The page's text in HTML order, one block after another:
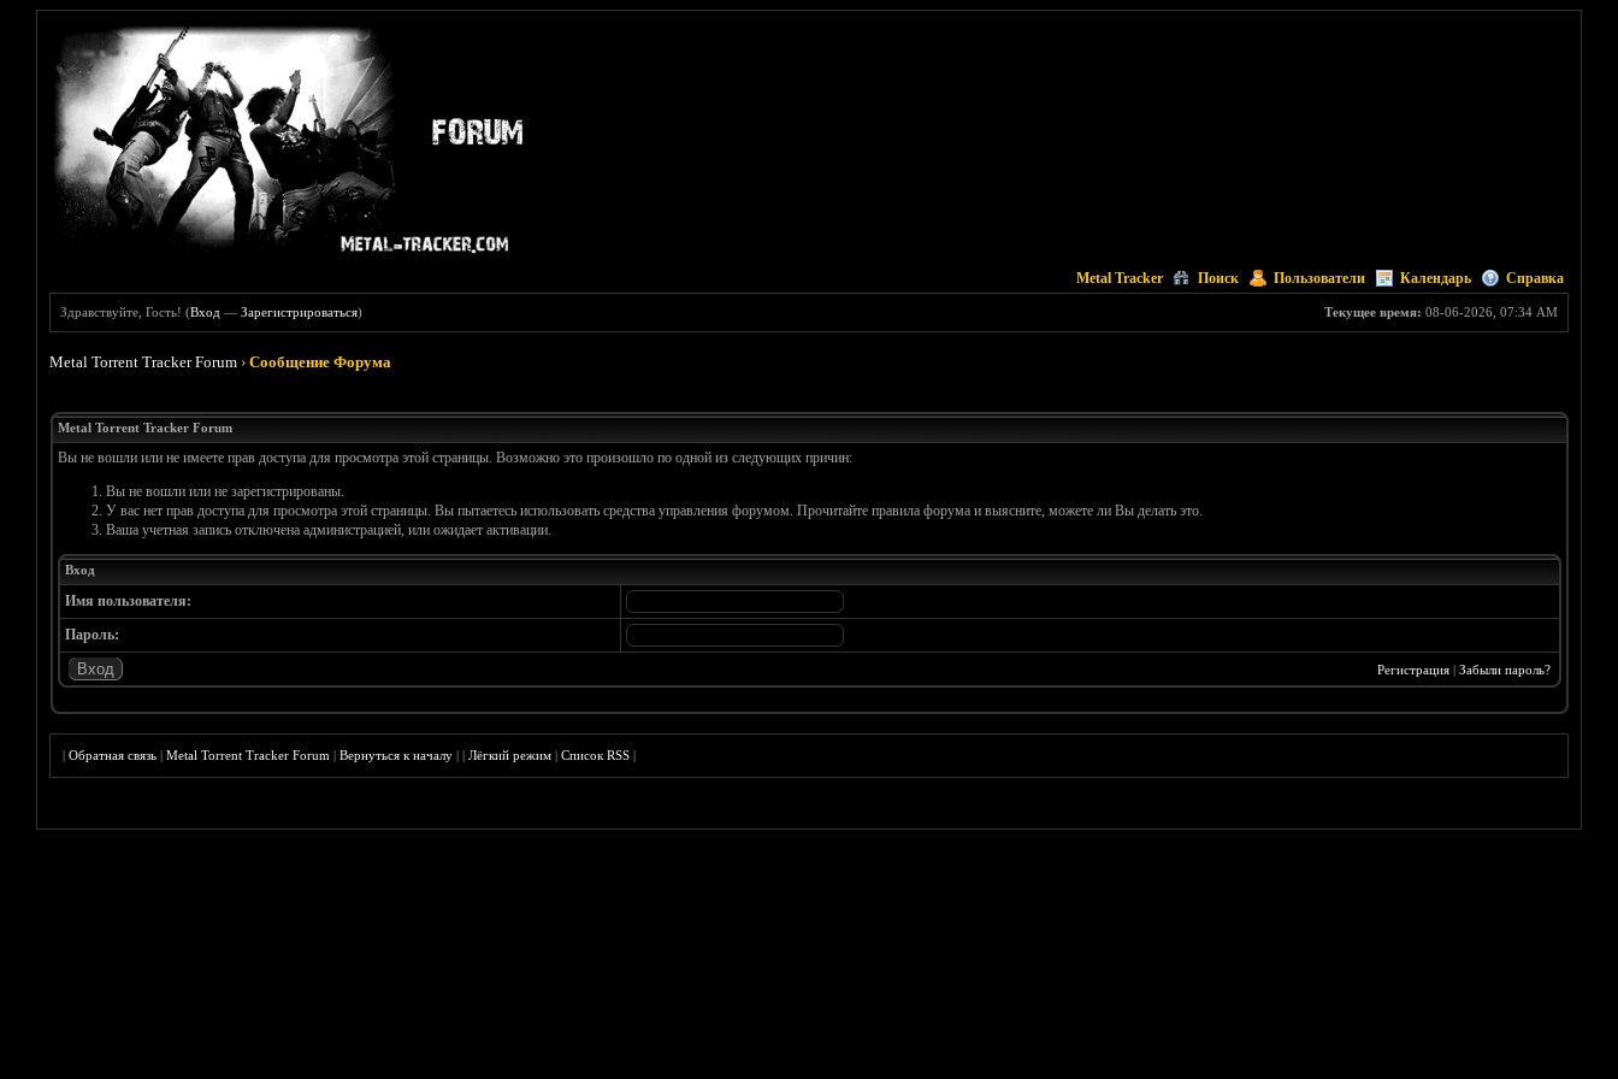
Metal Tracker Поиск Пользователи Календарь Справка
Текущее время: 08-06-2026, 07:34 AM
Здравствуйте, Гость! (Вход —Зарегистрироваться)
Metal Torrent Tracker Forum ›Сообщение Форума
Metal Torrent Tracker Forum
Вы не вошли или не имеете прав доступа для просмотра этой страницы. Возможно это произошло по одной из следующих причин:
Вы не вошли или не зарегистрированы.
У вас нет прав доступа для просмотра этой страницы. Вы пытаетесь использовать средства управления форумом. Прочитайте правила форума и выясните, можете ли Вы делать это.
Ваша учетная запись отключена администрацией, или ожидает активации.
Вход
Имя пользователя:
Пароль:
Регистрация| Забыли пароль?
|Обратная связь |Metal Torrent Tracker Forum |Вернуться к началу ||Лёгкий режим |Список RSS |